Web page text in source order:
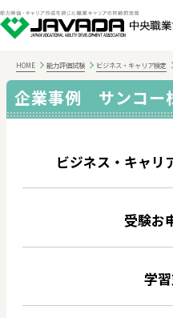
HOME 能力評価試験 ビジネス・キャリア検定
企業事例 サンコー
ビジネス・キャリ
受験お
学